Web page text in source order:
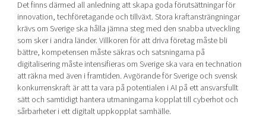
Det finns därmed all anledning att skapa goda förutsättningar för
innovation, techföretagande och tillväxt. Stora kraftansträngningar
krävs om Sverige ska hålla jämna steg med den snabba utveckling
som sker i andra länder. Villkoren för att driva företag måste bli
bättre, kompetensen måste säkras och satsningarna på
digitalisering måste intensifieras om Sverige ska vara en technation
att räkna med även i framtiden. Avgörande för Sverige och svensk
konkurrenskraft är att ta vara på potentialen i AI på ett ansvarsfullt
sätt och samtidigt hantera utmaningarna kopplat till cyberhot och
sårbarheter i ett digitalt uppkopplat samhälle.